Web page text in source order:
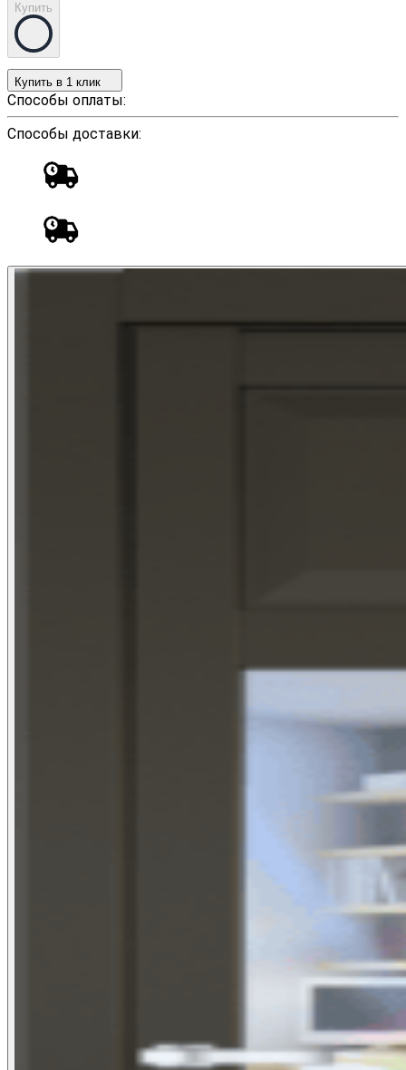
Купить
Купить в 1 клик
Способы оплаты:
Способы доставки: